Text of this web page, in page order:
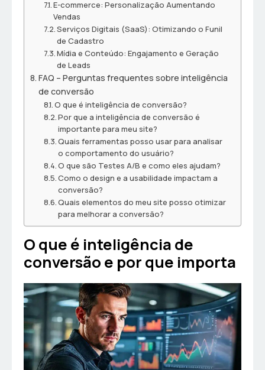
E-commerce: Personalização Aumentando
Vendas
Serviços Digitais (SaaS): Otimizando o Funil
de Cadastro
Mídia e Conteúdo: Engajamento e Geração
de Leads
FAQ – Perguntas frequentes sobre inteligência
de conversão
O que é inteligência de conversão?
Por que a inteligência de conversão é
importante para meu site?
Quais ferramentas posso usar para analisar
o comportamento do usuário?
O que são Testes A/B e como eles ajudam?
Como o design e a usabilidade impactam a
conversão?
Quais elementos do meu site posso otimizar
para melhorar a conversão?
O que é inteligência de
conversão e por que importa